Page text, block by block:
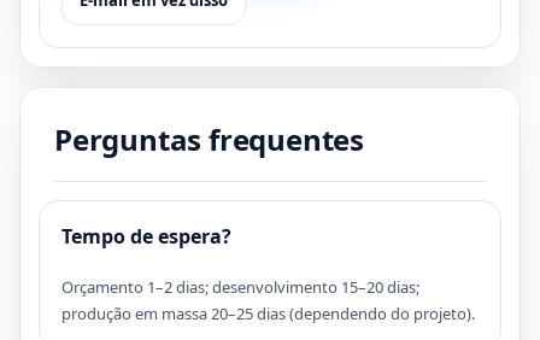
Perguntas frequentes
Tempo de espera?
Orçamento 1–2 dias; desenvolvimento 15–20 dias;
produção em massa 20–25 dias (dependendo do projeto).